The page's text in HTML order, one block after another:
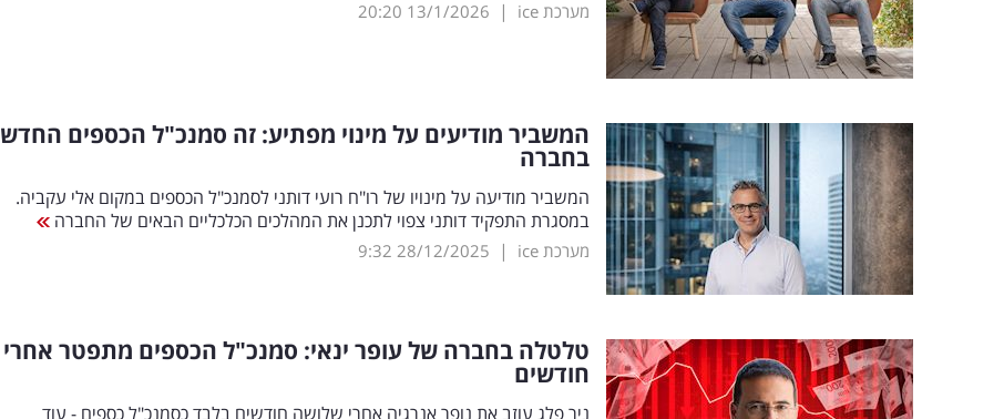
מערכת ice |
13/1/2026
20:20
המשביר מודיעים על מינוי מפתיע: זה סמנכ"ל הכספים החדש
בחברה
המשביר מודיעה על מינויו של רו"ח רועי דותני לסמנכ"ל הכספים במקום אלי עקביה.
במסגרת התפקיד דותני צפוי לתכנן את המהלכים הכלכליים הבאים של החברה
מערכת ice |
28/12/2025
9:32
חודשים
ניר פלג עוזב את נופר אנרגיה אחרי שלושה חודשים בלבד כסמנכ"ל כספים - עוד